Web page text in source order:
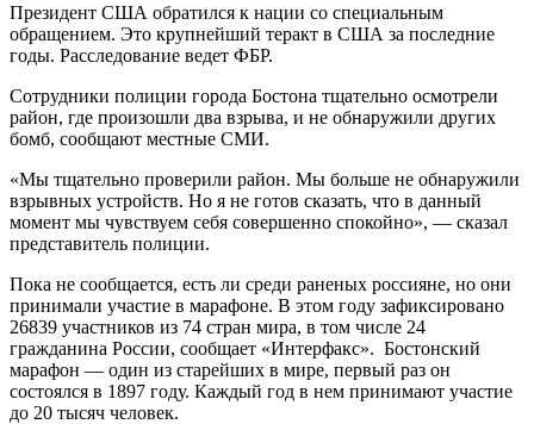
Президент США обратился к нации со специальным
обращением. Это крупнейший теракт в США за последние
годы. Расследование ведет ФБР.
Сотрудники полиции города Бостона тщательно осмотрели
район, где произошли два взрыва, и не обнаружили других
бомб, сообщают местные СМИ.
«Мы тщательно проверили район. Мы больше не обнаружили
взрывных устройств. Но я не готов сказать, что в данный
момент мы чувствуем себя совершенно спокойно», — сказал
представитель полиции.
Пока не сообщается, есть ли среди раненых россияне, но они
принимали участие в марафоне. В этом году зафиксировано
26839 участников из 74 стран мира, в том числе 24
гражданина России, сообщает «Интерфакс». Бостонский
марафон — один из старейших в мире, первый раз он
состоялся в 1897 году. Каждый год в нем принимают участие
до 20 тысяч человек.